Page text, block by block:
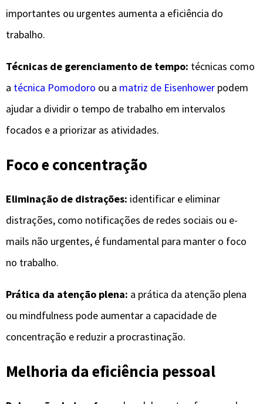
importantes ou urgentes aumenta a eficiência do
trabalho.
Técnicas de gerenciamento de tempo: técnicas como
a técnica Pomodoro ou a matriz de Eisenhower podem
ajudar a dividir o tempo de trabalho em intervalos
focados e a priorizar as atividades.
Foco e concentração
Eliminação de distrações: identificar e eliminar
distrações, como notificações de redes sociais ou e-
mails não urgentes, é fundamental para manter o foco
no trabalho.
Prática da atenção plena: a prática da atenção plena
ou mindfulness pode aumentar a capacidade de
concentração e reduzir a procrastinação.
Melhoria da eficiência pessoal